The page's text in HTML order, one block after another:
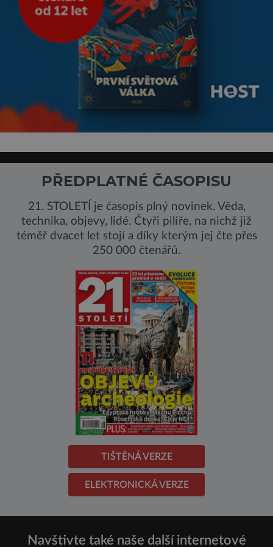
PŘEDPLATNÉ ČASOPISU
21. STOLETÍ je časopis plný novinek. Věda,
technika, objevy, lidé. Čtyři pilíře, na nichž již
téměř dvacet let stojí a díky kterým jej čte přes
250 000 čtenářů.
TIŠTĚNÁ VERZE
ELEKTRONICKÁ VERZE
Navštivte také naše další internetové